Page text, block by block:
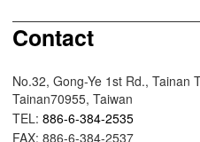
Contact
No.32, Gong-Ye 1st Rd., Tainan
Tainan70955, Taiwan
TEL: 886-6-384-2535
FAX: 886-6-384-2537